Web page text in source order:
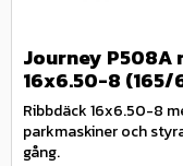
Journey P508A
16x6.50-8 (165/
Ribbdäck 16x6.50-8
parkmaskiner och
gång.